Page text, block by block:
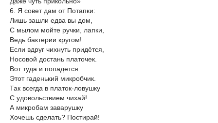
6. Я совет дам от Потапки:
Лишь зашли едва вы дом,
С мылом мойте ручки, лапки,
Ведь бактерии кругом!
Если вдруг чихнуть придётся,
Носовой достань платочек.
Вот туда и попадется
Этот гаденький микробчик.
Так всегда в платок-ловушку
С удовольствием чихай!
А микробам заварушку
Хочешь сделать? Постирай!